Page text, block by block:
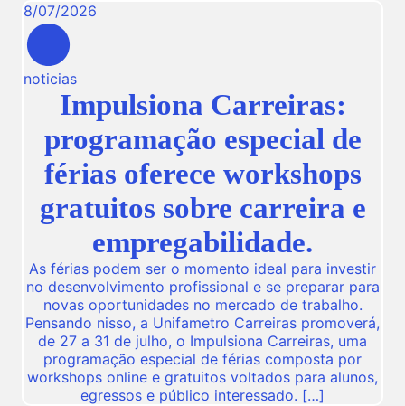
8/07/2026
noticias
Impulsiona Carreiras:
programação especial de
férias oferece workshops
gratuitos sobre carreira e
empregabilidade.
As férias podem ser o momento ideal para investir
no desenvolvimento profissional e se preparar para
novas oportunidades no mercado de trabalho.
Pensando nisso, a Unifametro Carreiras promoverá,
de 27 a 31 de julho, o Impulsiona Carreiras, uma
programação especial de férias composta por
workshops online e gratuitos voltados para alunos,
egressos e público interessado. […]